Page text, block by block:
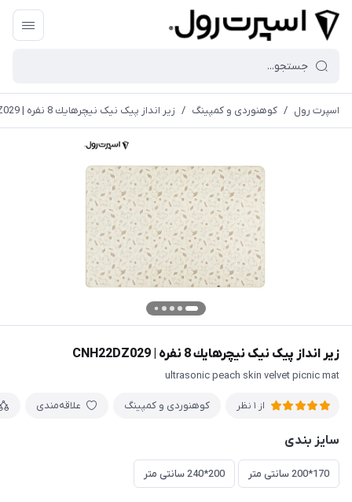
اسپرت رول / کوهنوردی و کمپینگ / زير انداز پیک نیک نيچرهايك 8 نفره | CNH22DZ029
زير انداز پیک نیک نيچرهايك 8 نفره | CNH22DZ029
ultrasonic peach skin velvet picnic mat
از 1 نظر کوهنوردی و کمپینگ علاقه‌مندی
سایز بندی
170*200 سانتی متر 200*240 سانتی متر